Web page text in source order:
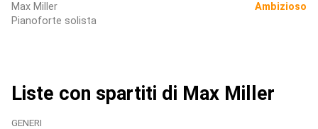
Max Miller
Pianoforte solista
Ambizioso
Liste con spartiti di Max Miller
GENERI